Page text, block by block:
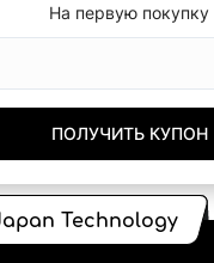
На первую покупку
ПОЛУЧИТЬ КУПОН
Technology